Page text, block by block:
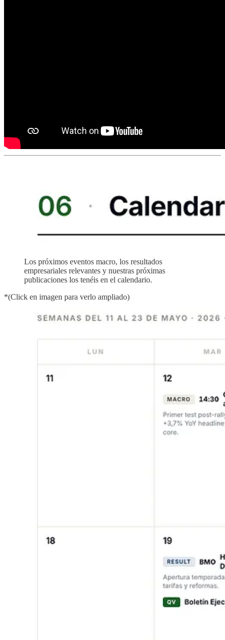
Los próximos eventos macro, los resultados
empresariales relevantes y nuestras próximas
publicaciones los tenéis en el calendario.
*(Click en imagen para verlo ampliado)